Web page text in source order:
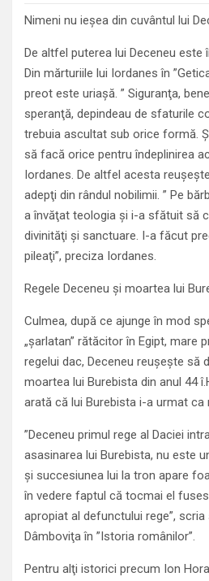
Nimeni nu ieşea din cuvântul lui
De altfel puterea lui Deceneu
Din mărturiile lui Iordanes în
preot este uriaşă. ” Siguranţa,
speranţă, depindeau de sfaturile
trebuia ascultat sub orice formă.
să facă orice pentru îndeplinirea
Iordanes. De altfel acesta
adepţi din rândul nobilimii. ” Pe
a învăţat teologia şi i-a sfătuit să
divinităţi şi sanctuare. I-a făcut
pileaţi”, preciza Iordanes.
Regele Deceneu şi moartea lui
Culmea, după ce ajunge în mod
„şarlatan” rătăcitor în Egipt, mare
regelui dac, Deceneu reuşeşte să
moartea lui Burebista din anul 44
arată că lui Burebista i-a urmat ca
”Deceneu primul rege al Daciei
asasinarea lui Burebista, nu este
şi succesiunea lui la tron apare
în vedere faptul că tocmai el
apropiat al defunctului rege”,
Dâmboviţa în ”Istoria românilor”.
Pentru alţi istorici precum Ion